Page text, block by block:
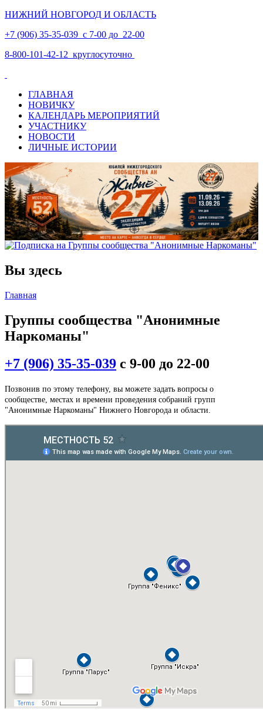
НИЖНИЙ НОВГОРОД И ОБЛАСТЬ
+7 (906) 35-35-039 с 7-00 до 22-00
8-800-101-42-12 круглосуточно
ГЛАВНАЯ
НОВИЧКУ
КАЛЕНДАРЬ МЕРОПРИЯТИЙ
УЧАСТНИКУ
НОВОСТИ
ЛИЧНЫЕ ИСТОРИИ
Вы здесь
Главная
Группы сообщества "Анонимные
Наркоманы"
+7 (906) 35-35-039 с 9-00 до 22-00
Позвонив по этому телефону, вы можете задать вопросы о
сообществе, местах и времени проведения собраний групп
"Анонимные Наркоманы" Нижнего Новгорода и области.